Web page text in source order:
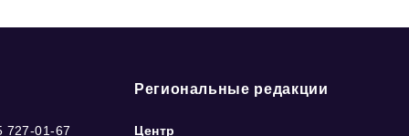
727-01-67
Региональные редакции
Центр